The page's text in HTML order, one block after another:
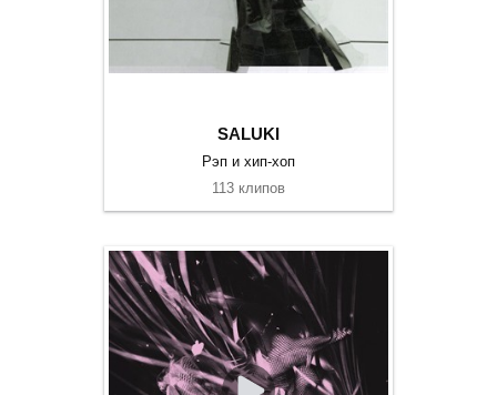
SALUKI
Рэп и хип-хоп
113 клипов